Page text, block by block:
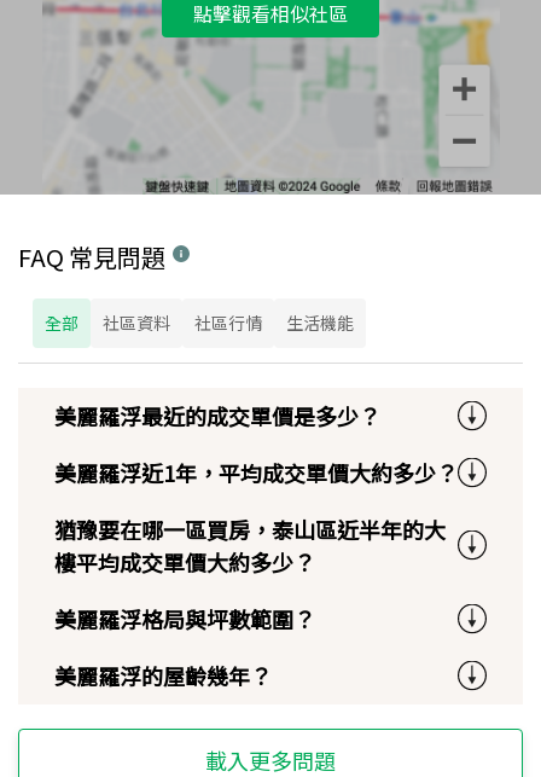
點擊觀看相似社區
FAQ 常見問題
全部 社區資料 社區行情 生活機能
美麗羅浮最近的成交單價是多少？
美麗羅浮近1年，平均成交單價大約多少？
猶豫要在哪一區買房，泰山區近半年的大
樓平均成交單價大約多少？
美麗羅浮格局與坪數範圍？
美麗羅浮的屋齡幾年？
載入更多問題